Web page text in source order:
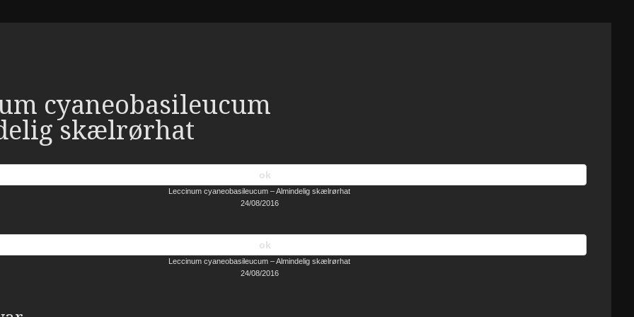
cyaneobasileucum
skælrørhat
Leccinum cyaneobasileucum – Almindelig skælrørhat
24/08/2016
Leccinum cyaneobasileucum – Almindelig skælrørhat
24/08/2016